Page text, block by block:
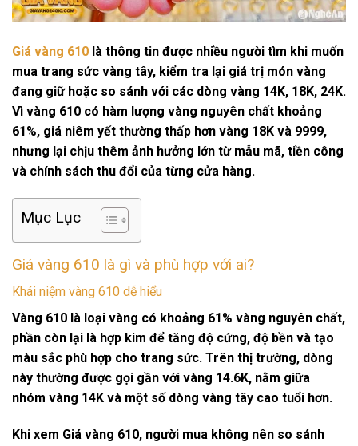
Giá vàng 610 là thông tin được nhiều người tìm khi muốn
mua trang sức vàng tây, kiểm tra lại giá trị món vàng
đang giữ hoặc so sánh với các dòng vàng 14K, 18K, 24K.
Vì vàng 610 có hàm lượng vàng nguyên chất khoảng
61%, giá niêm yết thường thấp hơn vàng 18K và 9999,
nhưng lại chịu thêm ảnh hưởng lớn từ mẫu mã, tiền công
và chính sách thu đổi của từng cửa hàng.
Mục Lục
Giá vàng 610 là gì và phù hợp với ai?
Khái niệm vàng 610 dễ hiểu
Vàng 610 là loại vàng có khoảng 61% vàng nguyên chất,
phần còn lại là hợp kim để tăng độ cứng, độ bền và tạo
màu sắc phù hợp cho trang sức. Trên thị trường, dòng
này thường được gọi gần với vàng 14.6K, nằm giữa
nhóm vàng 14K và một số dòng vàng tây cao tuổi hơn.
Khi xem Giá vàng 610, người mua không nên so sánh